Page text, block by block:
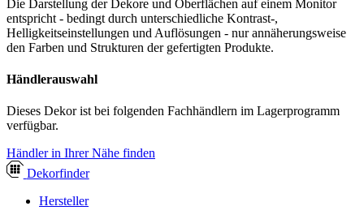
Die Darstellung der Dekore und Oberflächen auf einem Monitor
entspricht - bedingt durch unterschiedliche Kontrast-,
Helligkeitseinstellungen und Auflösungen - nur annäherungsweise
den Farben und Strukturen der gefertigten Produkte.
Händlerauswahl
Dieses Dekor ist bei folgenden Fachhändlern im Lagerprogramm
verfügbar.
Händler in Ihrer Nähe finden
Dekorfinder
Hersteller